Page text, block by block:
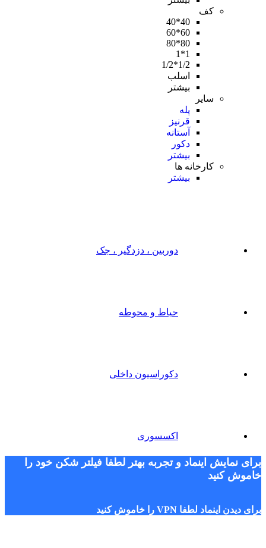
کف
40*40
60*60
80*80
1*1
1/2*1/2
اسلب
بیشتر
سایر
پله
قرنیز
آستانه
دکور
بیشتر
کارخانه ها
بیشتر
دوربین ، دزدگیر ، جک
حیاط و محوطه
دکوراسیون داخلی
اکسسوری
برای نمایش اینماد و تجربه بهتر لطفا فیلتر شکن خود را
خاموش کنید
برای دیدن اینماد لطفا VPN را خاموش کنید